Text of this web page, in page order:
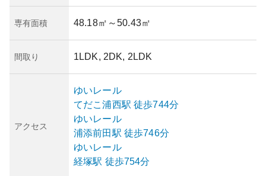
専有面積 48.18㎡ ～50.43㎡
間取り 1LDK, 2DK, 2LDK
アクセス
ゆいレール
てだこ浦西駅 徒歩744分
ゆいレール
浦添前田 駅 徒歩746分
ゆいレール
経塚駅 徒歩754分